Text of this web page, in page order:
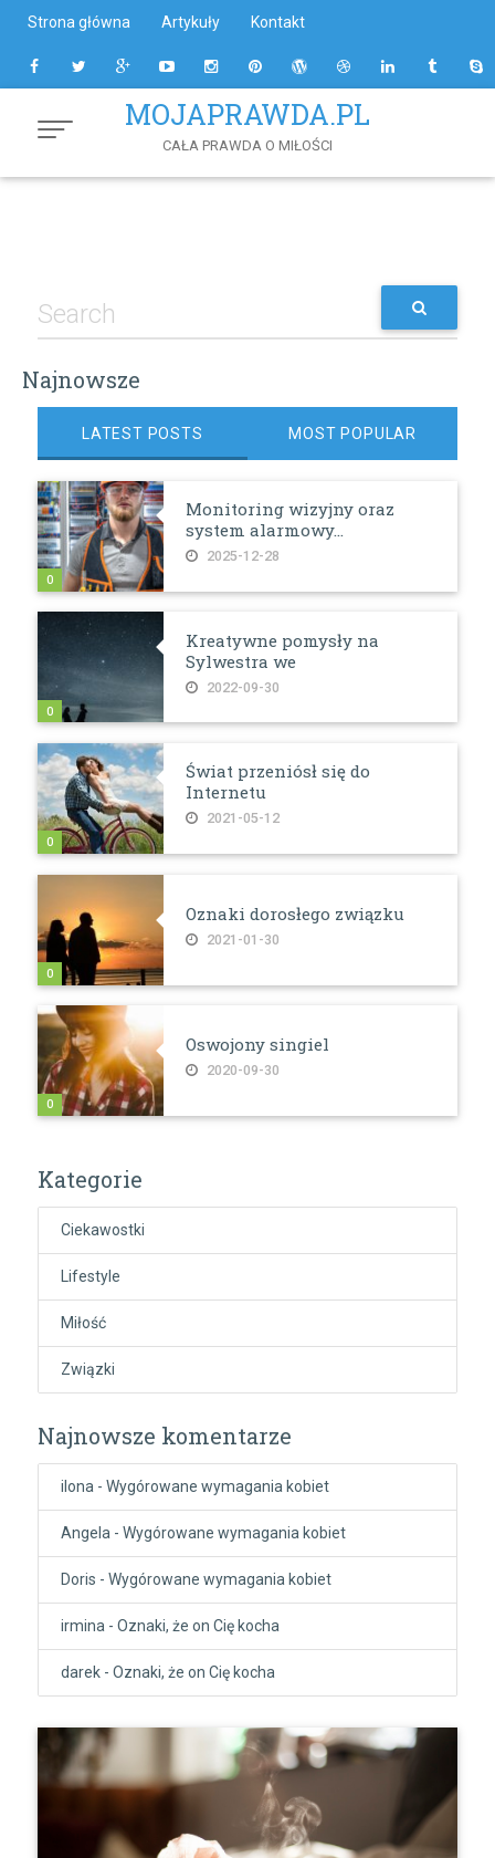
Content
Strona główna Artykuły Kontakt
MOJAPRAWDA.PL
CAŁA PRAWDA O MIŁOŚCI
Najnowsze
LATEST POSTS MOST POPULAR
Monitoring wizyjny oraz
system alarmowy...
2025-12-28
0
Kreatywne pomysły na
Sylwestra we
2022-09-30
0
Świat przeniósł się do
Internetu
2021-05-12
0
Oznaki dorosłego związku
2021-01-30
0
Oswojony singiel
2020-09-30
0
Kategorie
Ciekawostki
Lifestyle
Miłość
Związki
Najnowsze komentarze
ilona - Wygórowane wymagania kobiet
Angela - Wygórowane wymagania kobiet
Doris - Wygórowane wymagania kobiet
irmina - Oznaki, że on Cię kocha
darek- Oznaki, że on Cię kocha